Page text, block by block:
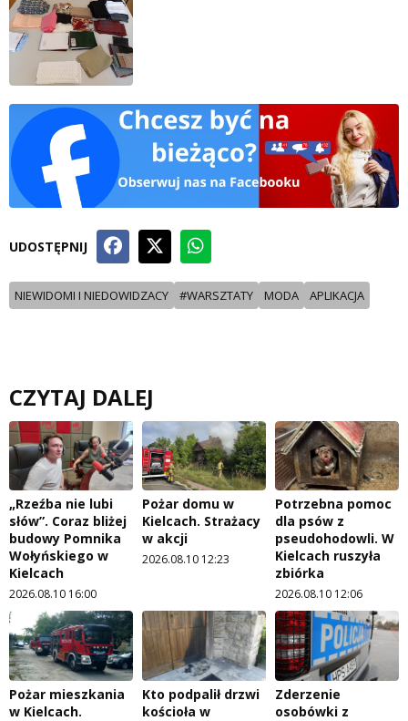
UDOSTĘPNIJ
NIEWIDOMI I NIEDOWIDZACY #WARSZTATY MODA APLIKACJA
CZYTAJ DALEJ
„Rzeźba nie lubi
słów”. Coraz bliżej
budowy Pomnika
Wołyńskiego w
Kielcach
2026.08.10 16:00
Pożar domu w
Kielcach. Strażacy
w akcji
2026.08.10 12:23
Potrzebna pomoc
dla psów z
pseudohodowli. W
Kielcach ruszyła
zbiórka
2026.08.10 12:06
Pożar mieszkania
w Kielcach.
Kto podpalił drzwi
kościoła w
Zderzenie
osobówki z